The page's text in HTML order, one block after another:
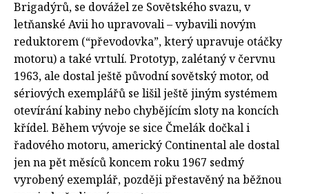
Brigadýrů, se dovážel ze Sovětského svazu, v
letňanské Avii ho upravovali – vybavili novým
reduktorem (“převodovka”, který upravuje otáčky
motoru) a také vrtulí. Prototyp, zalétaný v červnu
1963, ale dostal ještě původní sovětský motor, od
sériových exemplářů se lišil ještě jiným systémem
otevírání kabiny nebo chybějícím sloty na koncích
křídel. Během vývoje se sice Čmelák dočkal i
řadového motoru, americký Continental ale dostal
jen na pět měsíců koncem roku 1967 sedmý
vyrobený exemplář, později přestavěný na běžnou